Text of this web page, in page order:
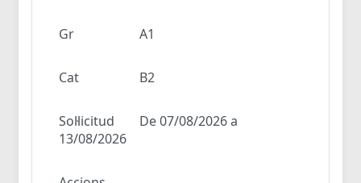
Gr A1
Cat B2
Sol·licitud
De 07/08/2026 a
13/08/2026